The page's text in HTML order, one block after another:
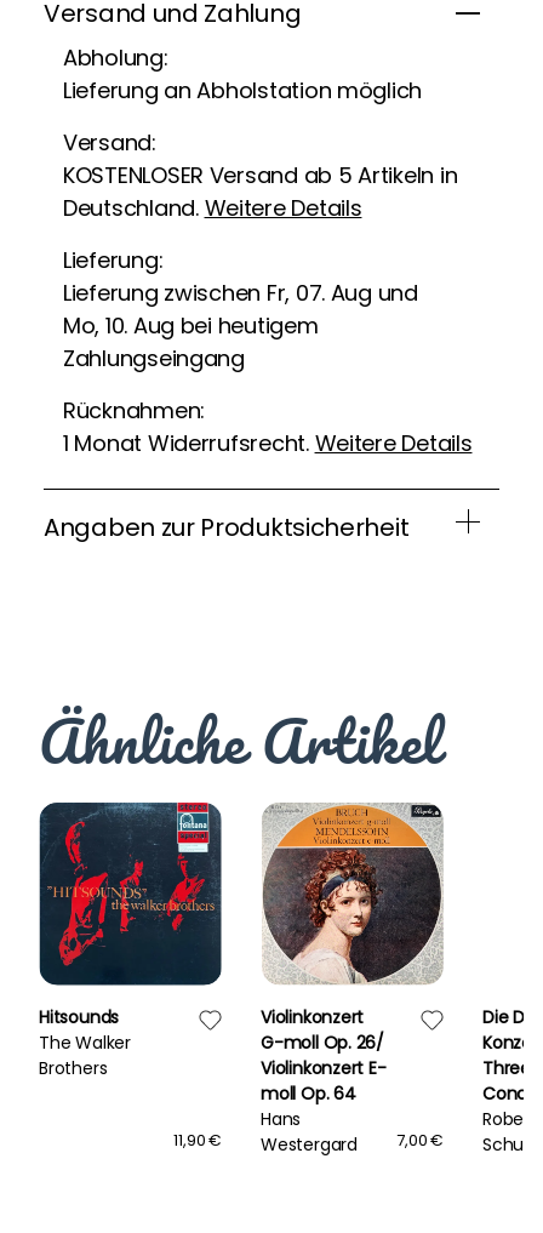
Versand und Zahlung
Abholung:
Lieferung an Abholstation möglich
Versand:
KOSTENLOSER Versand ab 5 Artikeln in
Deutschland. Weitere Details
Lieferung:
Lieferung zwischen Fr, 07. Aug und
Mo, 10. Aug bei heutigem
Zahlungseingang
Rücknahmen:
1 Monat Widerrufsrecht. Weitere Details
Angaben zur Produktsicherheit
Ähnliche Artikel
Hitsounds
The Walker
Brothers
11,90 €
Violinkonzert
G-moll Op. 26/
Violinkonzert E-
moll Op. 64
Hans
Westergard
7,00 €
Die
Three
Robert